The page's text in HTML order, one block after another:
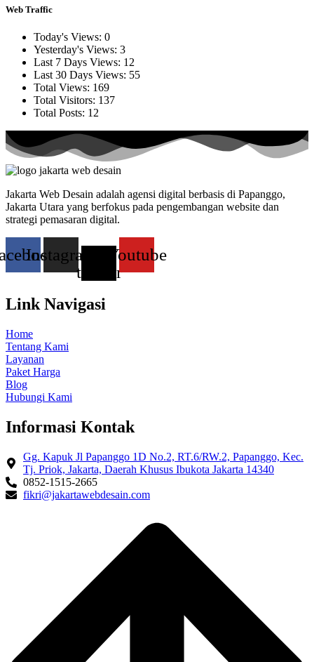
Web Traffic
Today's Views: 0
Yesterday's Views: 3
Last 7 Days Views: 12
Last 30 Days Views: 55
Total Views: 169
Total Visitors: 137
Total Posts: 12
Jakarta Web Desain adalah agensi digital berbasis di Papanggo,
Jakarta Utara yang berfokus pada pengembangan website dan
strategi pemasaran digital.
Instagram
twitter
Youtube
Link Navigasi
Home
Tentang Kami
Layanan
Paket Harga
Blog
Hubungi Kami
Informasi Kontak
Gg. Kapuk Jl Papanggo 1D No.2, RT.6/RW.2, Papanggo, Kec.
Tj. Priok, Jakarta, Daerah Khusus Ibukota Jakarta 14340
0852-1515-2665
fikri@jakartawebdesain.com